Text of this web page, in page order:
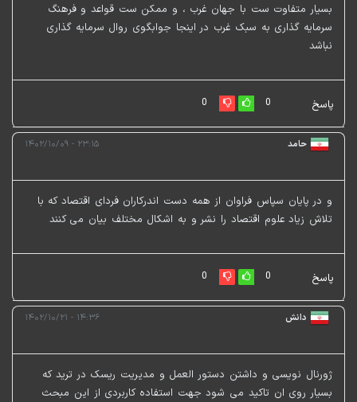
بسیار متفاوت ست با جهان غرب ، و ممکن‌ ست قواعد و فرهنگ
سرمایه گذاری به سبک غرب در اینجا جوابگوی روال سرمایه گذاری
نباشد
پاسخ 0
0
حامد ۲۳:۱۵ - ۱۴۰۲/۱۰/۰۹
و در پایان سپاس فراوان از همه دست اندرکاران فردای اقتصاد که با
تلاش زیاد علوم اقتصاد را نشر و به اشکال مختلف بیان می کنند
پاسخ 0
0
دانش ۱۴:۳۶ - ۱۴۰۲/۱۰/۲۱
ژورنال نویسی و داشتن دستور العمل و مدیریت ریسک در ترید که
بسیار روی ان تاکید می شود جهت استفاده کاربردی از این مبحث